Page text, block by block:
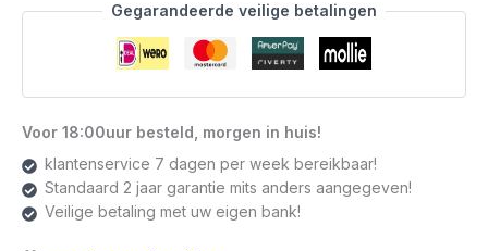
Gegarandeerde veilige betalingen
Voor 18:00uur besteld, morgen in huis!
klantenservice 7 dagen per week bereikbaar!
Standaard 2 jaar garantie mits anders aangegeven!
Veilige betaling met uw eigen bank!